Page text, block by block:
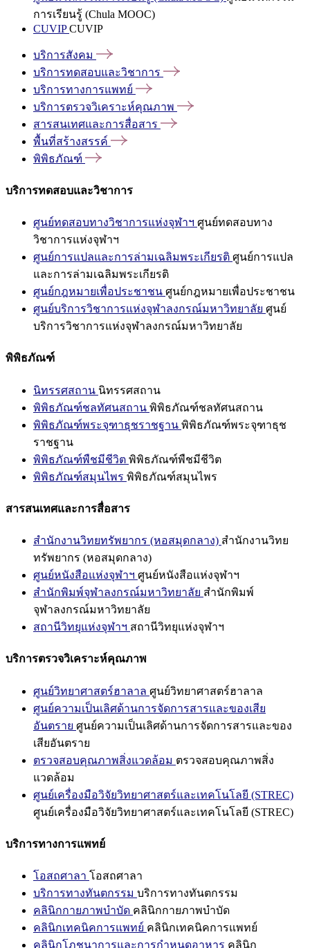
การเรียนรู้ (Chula MOOC)
CUVIPCUVIP
บริการสังคม
บริการทดสอบและวิชาการ
บริการทางการแพทย์
บริการตรวจวิเคราะห์คุณภาพ
สารสนเทศและการสื่อสาร
พื้นที่สร้างสรรค์
พิพิธภัณฑ์
บริการทดสอบและวิชาการ
ศูนย์ทดสอบทางวิชาการแห่งจุฬาฯ ศูนย์ทดสอบทาง
วิชาการแห่งจุฬาฯ
ศูนย์การแปลและการล่ามเฉลิมพระเกียรติ ศูนย์การแปล
และการล่ามเฉลิมพระเกียรติ
ศูนย์กฎหมายเพื่อประชาชน ศูนย์กฎหมายเพื่อประชาชน
ศูนย์บริการวิชาการแห่งจุฬาลงกรณ์มหาวิทยาลัย ศูนย์
บริการวิชาการแห่งจุฬาลงกรณ์มหาวิทยาลัย
พิพิธภัณฑ์
นิทรรศสถาน นิทรรศสถาน
พิพิธภัณฑ์ชลทัศนสถาน พิพิธภัณฑ์ชลทัศนสถาน
พิพิธภัณฑ์พระจุฑาธุชราชฐาน พิพิธภัณฑ์พระจุฑาธุช
ราชฐาน
พิพิธภัณฑ์พืชมีชีวิต พิพิธภัณฑ์พืชมีชีวิต
พิพิธภัณฑ์สมุนไพร พิพิธภัณฑ์สมุนไพร
สารสนเทศและการสื่อสาร
สำนักงานวิทยทรัพยากร (หอสมุดกลาง) สำนักงานวิทย
ทรัพยากร (หอสมุดกลาง)
ศูนย์หนังสือแห่งจุฬาฯ ศูนย์หนังสือแห่งจุฬาฯ
สำนักพิมพ์จุฬาลงกรณ์มหาวิทยาลัย สำนักพิมพ์
จุฬาลงกรณ์มหาวิทยาลัย
สถานีวิทยุแห่งจุฬาฯ สถานีวิทยุแห่งจุฬาฯ
บริการตรวจวิเคราะห์คุณภาพ
ศูนย์วิทยาศาสตร์ฮาลาล ศูนย์วิทยาศาสตร์ฮาลาล
ศูนย์ความเป็นเลิศด้านการจัดการสารและของเสีย
อันตราย ศูนย์ความเป็นเลิศด้านการจัดการสารและของ
เสียอันตราย
ตรวจสอบคุณภาพสิ่งแวดล้อม ตรวจสอบคุณภาพสิ่ง
แวดล้อม
ศูนย์เครื่องมือวิจัยวิทยาศาสตร์และเทคโนโลยี (STREC)
ศูนย์เครื่องมือวิจัยวิทยาศาสตร์และเทคโนโลยี (STREC)
บริการทางการแพทย์
โอสถศาลา โอสถศาลา
บริการทางทันตกรรม บริการทางทันตกรรม
คลินิกกายภาพบำบัด คลินิกกายภาพบำบัด
คลินิกเทคนิคการแพทย์ คลินิกเทคนิคการแพทย์
คลินิกโภชนาการและการกำหนดอาหาร คลินิก